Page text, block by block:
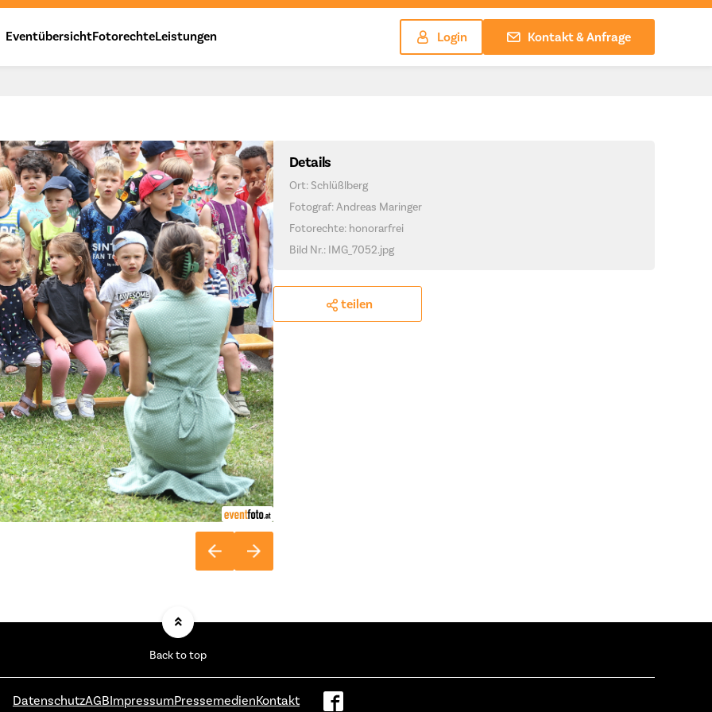
EventübersichtFotorechteLeistungen Login Kontakt & Anfrage
Details
Ort: Schlüßlberg
Fotograf: Andreas Maringer
Fotorechte: honorarfrei
Bild Nr.: IMG_7052.jpg
teilen
Back to top
DatenschutzAGBImpressumPressemedienKontakt